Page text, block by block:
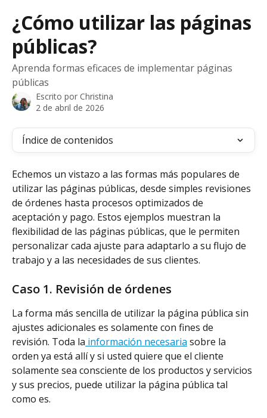
¿Cómo utilizar las páginas
públicas?
Aprenda formas eficaces de implementar páginas
públicas
Escrito por Christina
2 de abril de 2026
Índice de contenidos
Echemos un vistazo a las formas más populares de
utilizar las páginas públicas, desde simples revisiones
de órdenes hasta procesos optimizados de
aceptación y pago. Estos ejemplos muestran la
flexibilidad de las páginas públicas, que le permiten
personalizar cada ajuste para adaptarlo a su flujo de
trabajo y a las necesidades de sus clientes.
Caso 1. Revisión de órdenes
La forma más sencilla de utilizar la página pública sin
ajustes adicionales es solamente con fines de
revisión. Toda la información necesaria sobre la
orden ya está allí y si usted quiere que el cliente
solamente sea consciente de los productos y servicios
y sus precios, puede utilizar la página pública tal
como es.